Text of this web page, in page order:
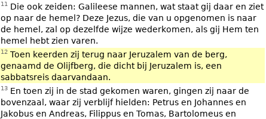
11 Die ook zeiden: Galileese mannen, wat staat gij daar en ziet
op naar de hemel? Deze Jezus, die van u opgenomen is naar
de hemel, zal op dezelfde wijze wederkomen, als gij Hem ten
hemel hebt zien varen.
12 Toen keerden zij terug naar Jeruzalem van de berg,
genaamd de Olijfberg, die dicht bij Jeruzalem is, een
sabbatsreis daarvandaan.
13 En toen zij in de stad gekomen waren, gingen zij naar de
bovenzaal, waar zij verblijf hielden: Petrus en Johannes en
Jakobus en Andreas, Filippus en Tomas, Bartolomeus en